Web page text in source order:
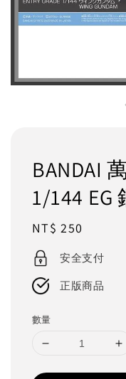
BANDAI
1/144 EG
Regular
price
NT$ 250
安全支付
正版商品
數量